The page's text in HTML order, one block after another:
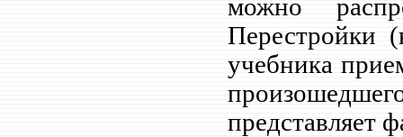
можно
Перестройки
учебника
представляет